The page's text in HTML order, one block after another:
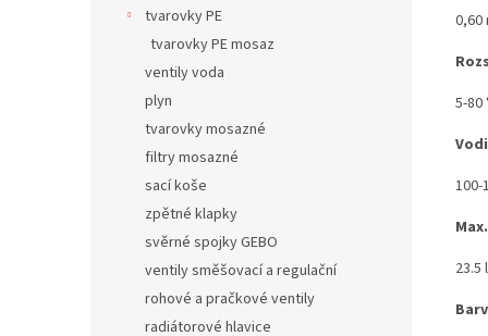
tvarovky PE
tvarovky PE mosaz
ventily voda
plyn
tvarovky mosazné
filtry mosazné
sací koše
zpětné klapky
svěrné spojky GEBO
ventily směšovací a regulační
rohové a pračkové ventily
radiátorové hlavice
0,60
5-80
100-
23.5